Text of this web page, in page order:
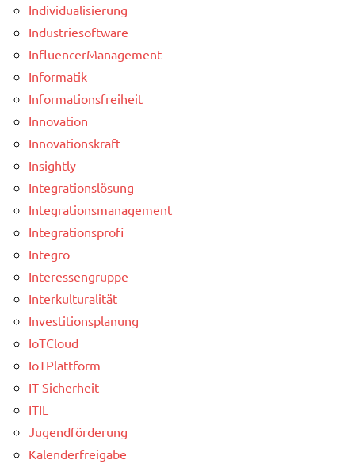
Individualisierung
Industriesoftware
InfluencerManagement
Informatik
Informationsfreiheit
Innovation
Innovationskraft
Insightly
Integrationslösung
Integrationsmanagement
Integrationsprofi
Integro
Interessengruppe
Interkulturalität
Investitionsplanung
IoTCloud
IoTPlattform
IT-Sicherheit
ITIL
Jugendförderung
Kalenderfreigabe